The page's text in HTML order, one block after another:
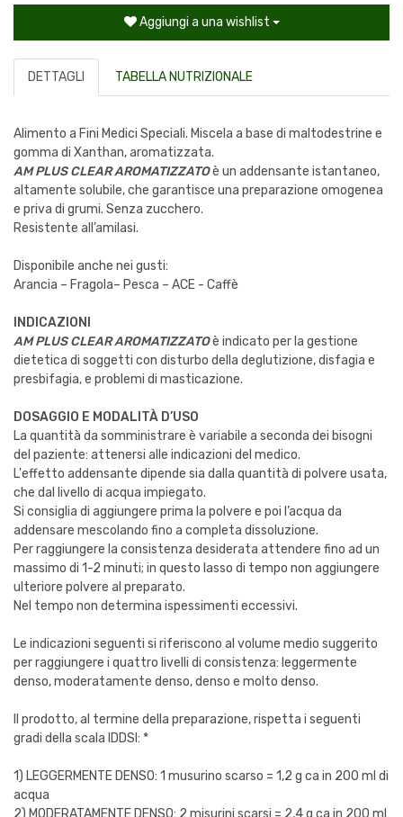
Aggiungi a una wishlist
DETTAGLI TABELLA NUTRIZIONALE
Alimento a Fini Medici Speciali. Miscela a base di maltodestrine e
gomma di Xanthan, aromatizzata.
AM PLUS CLEAR AROMATIZZATOè un addensante istantaneo,
altamente solubile, che garantisce una preparazione omogenea
e priva di grumi. Senza zucchero.
Resistente all’amilasi.
Disponibile anche nei gusti:
Arancia – Fragola– Pesca – ACE - Caffè
INDICAZIONI
AM PLUS CLEAR AROMATIZZATOè indicato per la gestione
dietetica di soggetti con disturbo della deglutizione, disfagia e
presbifagia, e problemi di masticazione.
DOSAGGIO E MODALITÀ D’USO
La quantità da somministrare è variabile a seconda dei bisogni
del paziente: attenersi alle indicazioni del medico.
L'effetto addensante dipende sia dalla quantità di polvere usata,
che dal livello di acqua impiegato.
Si consiglia di aggiungere prima la polvere e poi l’acqua da
addensare mescolando fino a completa dissoluzione.
Per raggiungere la consistenza desiderata attendere fino ad un
massimo di 1-2 minuti; in questo lasso di tempo non aggiungere
ulteriore polvere al preparato.
Nel tempo non determina ispessimenti eccessivi.
Le indicazioni seguenti si riferiscono al volume medio suggerito
per raggiungere i quattro livelli di consistenza: leggermente
denso, moderatamente denso, denso e molto denso.
Il prodotto, al termine della preparazione, rispetta i seguenti
gradi della scala IDDSI: *
1) LEGGERMENTE DENSO: 1 musurino scarso = 1,2 g ca in 200 ml di
acqua
2) MODERATAMENTE DENSO: 2 misurini scarsi = 2,4 g ca in 200 ml